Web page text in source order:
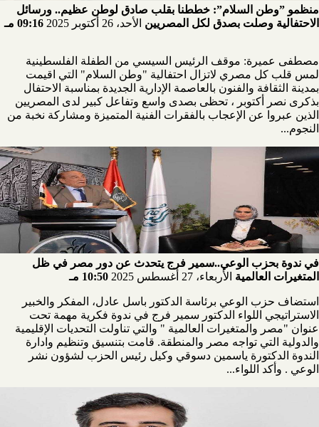
منظمو ”وطن السلام”: خططنا بقلب صادق لوطن عظيم.. ورسائل
الاحتفالية وصلت بصدق لكل المصريين الأحد، 26 أكتوبر 2025 09:16 مـ
مصطفى عميرة: موقف الرئيس السيسي من الطفلة الفلسطينية
لمس قلب كل مصري لاتزال احتفالية "وطن السلام" التي اقيمت
بمدينة الثقافة والفنون بالعاصمة الإدارية الجديدة بمناسبة الاحتفال
بذكرى نصر أكتوبر ، تحظى بصدى واسع وتفاعل كبير لدى المصريين
الذين عبروا عن الإعجاب بالفقرات الفنية المتميزة ومشاركة نخبة من
النجوم...
في ندوة بحزب الوعي..سمير فرج يتحدث عن دور مصر في ظل
المتغيرات العالمية الأربعاء، 27 أغسطس 2025 10:50 مـ
استضاف حزب الوعي برئاسة الدكتور باسل عادل، المفكر والخبير
الاستراتيجي اللواء الدكتور سمير فرج في ندوة فكرية مهمة تحت
عنوان "مصر والمتغيرات العالمية " والتي تناولت التحديات الإقليمية
والدولية التي تواجه مصر والمنطقة. قامت بتنسيق وتنظيم وادارة
الندوة الدكتورة ياسمين دسوقي وكيل رئيس الحزب لشؤون نشر
الوعي . وأكد اللواء...